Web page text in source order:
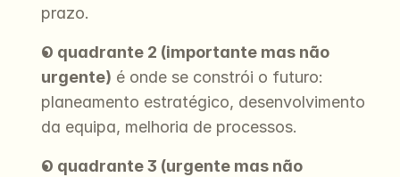
prazo.
O quadrante 2 (importante mas não
urgente) é onde se constrói o futuro:
planeamento estratégico, desenvolvimento
da equipa, melhoria de processos.
O quadrante 3 (urgente mas não